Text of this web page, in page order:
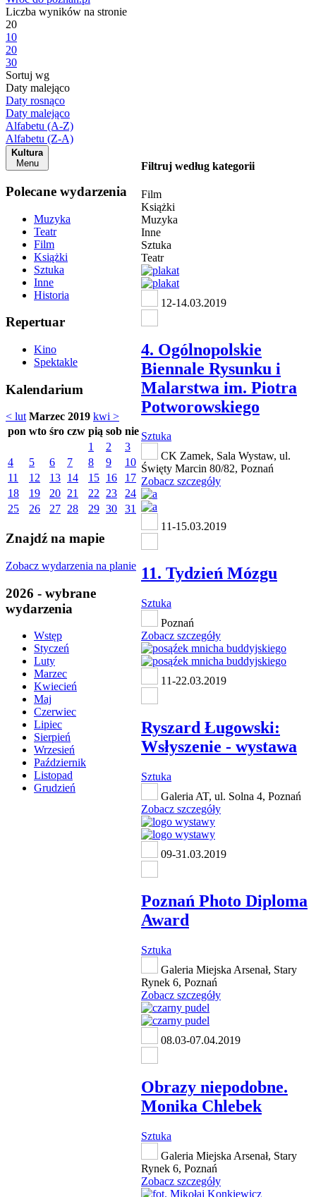
Liczba wyników na stronie
20
10
20
30
Sortuj wg
Daty malejąco
Daty rosnąco
Daty malejąco
Alfabetu (A-Z)
Alfabetu (Z-A)
Kultura
Menu
Polecane wydarzenia
Muzyka
Teatr
Film
Książki
Sztuka
Inne
Historia
Repertuar
Kino
Spektakle
Kalendarium
< lut Marzec 2019 kwi >
pon wto śro czw pią sob nie
1
2
3
4
5 6 7 8 9
10
11
12 13 14 15 16
17
18
19 20 21 22 23
24
25
26 27 28 29 30 31
Znajdź na mapie
Zobacz wydarzenia na planie
2026 - wybrane
wydarzenia
Wstęp
Styczeń
Luty
Marzec
Kwiecień
Maj
Czerwiec
Lipiec
Sierpień
Wrzesień
Październik
Listopad
Grudzień
Filtruj według kategorii
Film
Książki
Muzyka
Inne
Sztuka
Teatr
12-14.03.2019
4. Ogólnopolskie
Biennale Rysunku i
Malarstwa im. Piotra
Potworowskiego
Sztuka
CK Zamek, Sala Wystaw, ul.
Święty Marcin 80/82, Poznań
Zobacz szczegóły
11-15.03.2019
11. Tydzień Mózgu
Sztuka
Poznań
Zobacz szczegóły
11-22.03.2019
Ryszard Ługowski:
Wsłyszenie - wystawa
Sztuka
Galeria AT, ul. Solna 4, Poznań
Zobacz szczegóły
09-31.03.2019
Poznań Photo Diploma
Award
Sztuka
Galeria Miejska Arsenał, Stary
Rynek 6, Poznań
Zobacz szczegóły
08.03-07.04.2019
Obrazy niepodobne.
Monika Chlebek
Sztuka
Galeria Miejska Arsenał, Stary
Rynek 6, Poznań
Zobacz szczegóły